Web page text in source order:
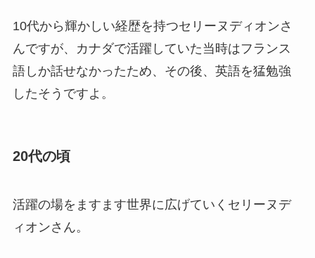
10代から輝かしい経歴を持つセリーヌディオンさ
んですが、カナダで活躍していた当時はフランス
語しか話せなかったため、その後、英語を猛勉強
したそうですよ。
20代の頃
活躍の場をますます世界に広げていくセリーヌデ
ィオンさん。